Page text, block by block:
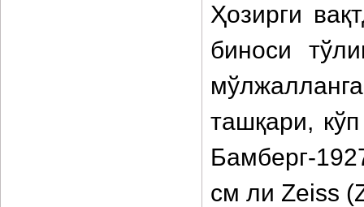
Ҳозирги
биноси
ташқари,
Бамберг-
см ли Zeiss